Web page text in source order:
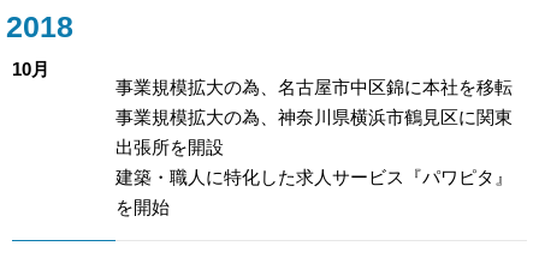
2018
10月
事業規模拡大の為、名古屋市中区錦に本社を移転
事業規模拡大の為、神奈川県横浜市鶴見区に関東
出張所を開設
建築・職人に特化した求人サービス『パワピタ』
を開始